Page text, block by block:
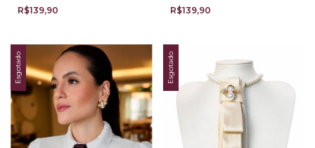
R$139,90
R$139,90
Esgotado Esgotado